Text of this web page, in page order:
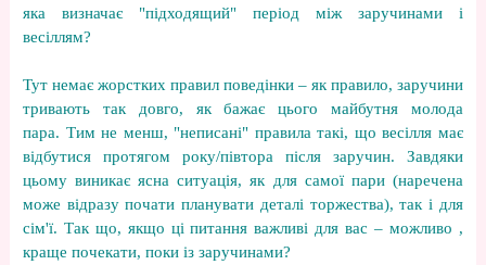
яка визначає "підходящий" період між заручинами і
весіллям?
Тут немає жорстких правил поведінки – як правило, заручини
тривають так довго, як бажає цього майбутня молода
пара. Тим не менш, "неписані" правила такі, що весілля має
відбутися протягом року/півтора після заручин. Завдяки
цьому виникає ясна ситуація, як для самої пари (наречена
може відразу почати планувати деталі торжества), так і для
сім'ї. Так що, якщо ці питання важливі для вас – можливо ,
краще почекати, поки із заручинами?